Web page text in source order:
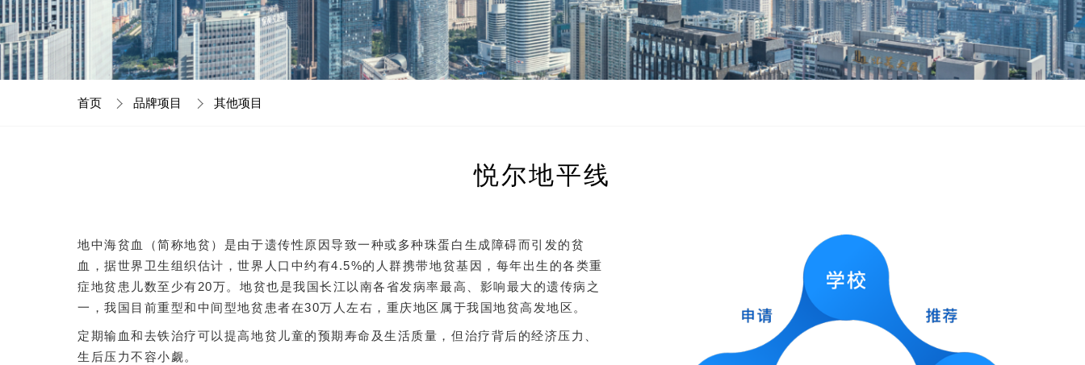
首页 品牌项目 其他项目
悦尔地平线
地中海贫血（简称地贫）是由于遗传性原因导致一种或多种珠蛋白生成障碍而引发的贫
血，据世界卫生组织估计，世界人口中约有4.5%的人群携带地贫基因，每年出生的各类重
症地贫患儿数至少有20万。地贫也是我国长江以南各省发病率最高、影响最大的遗传病之
一，我国目前重型和中间型地贫患者在30万人左右，重庆地区属于我国地贫高发地区。
定期输血和去铁治疗可以提高地贫儿童的预期寿命及生活质量，但治疗背后的经济压力、
生后压力不容小觑。